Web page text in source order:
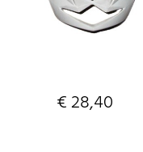
€ 28,40